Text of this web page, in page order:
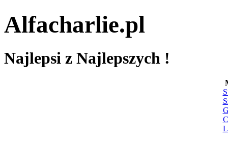
Alfacharlie.pl
Najlepsi z Najlepszych !